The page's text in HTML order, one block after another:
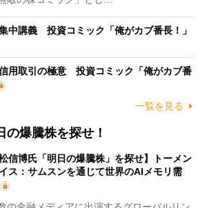
中講義 投資コミック「俺がカブ番長！」
用取引の極意 投資コミック「俺がカブ番
一覧を見る
の爆騰株を探せ！
松信博氏「明日の爆騰株」を探せ】トーメン
ス：サムスンを通じて世界のAIメモリ需